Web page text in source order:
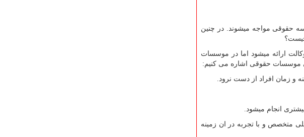
حقوقی مواجه میشوند. در چنین
ارائه میشود اما در موسسات
موسسات حقوقی اشاره می کنیم:
متخصص و با تجربه در ان زمینه